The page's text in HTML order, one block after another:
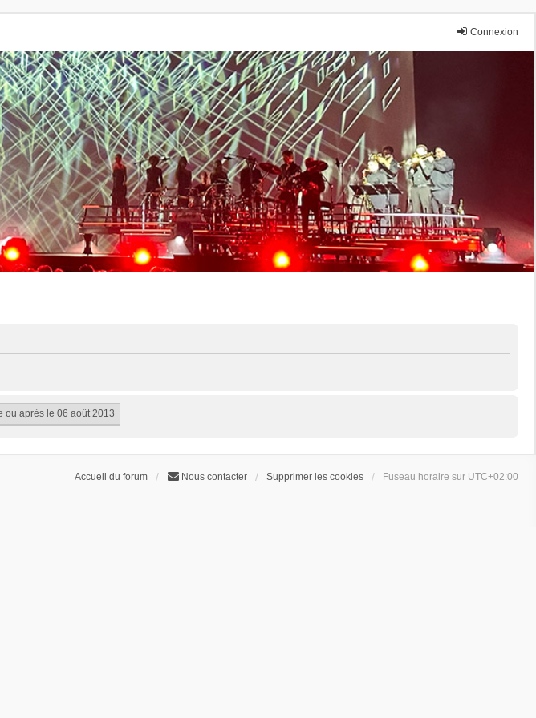
Connexion
Accueil du forum Nous contacter Supprimer les cookies Fuseau horaire sur UTC+02:00